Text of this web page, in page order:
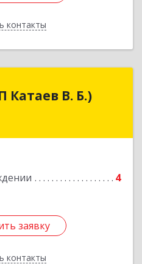
контакты
В. Б.)
4
заявку
контакты
Катаев В. Б.)
г, Ленина ул,
заявку